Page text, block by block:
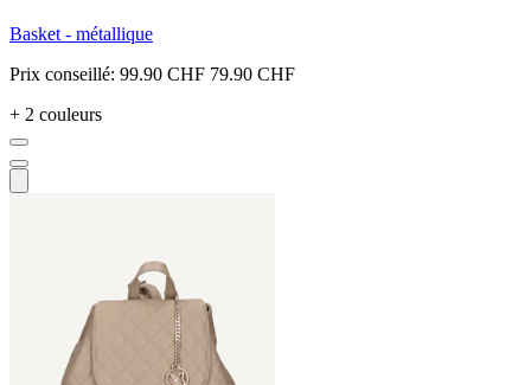
Basket - métallique
Prix conseillé: 99.90 CHF 79.90 CHF
+ 2 couleurs